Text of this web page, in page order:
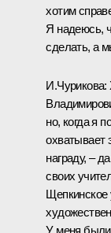
хотим
Я надеюсь,
сделать, а
И.Чурикова:
но, когда я
охватывает
награду, –
своих
Щепкинское
У меня